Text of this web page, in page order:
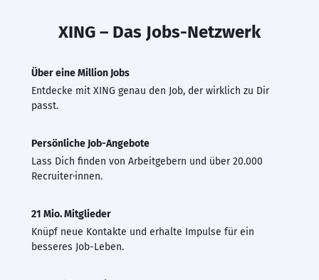
XING – Das Jobs-Netzwerk
Über eine Million Jobs
Entdecke mit XING genau den Job, der wirklich zu Dir
passt.
Persönliche Job-Angebote
Lass Dich finden von Arbeitgebern und über 20.000
Recruiter·innen.
21 Mio. Mitglieder
Knüpf neue Kontakte und erhalte Impulse für ein
besseres Job-Leben.